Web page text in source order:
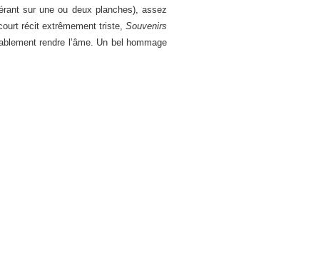
sur une ou deux planches), assez
récit extrêmement triste, Souvenirs
rendre l’âme. Un bel hommage